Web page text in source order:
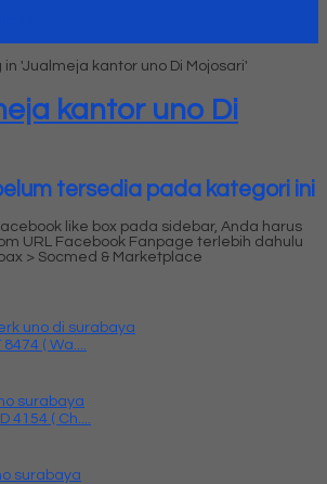
'Jualmeja kantor uno Di Mojosari'
kantor uno Di
tersedia pada kategori ini
like box pada sidebar, Anda harus
URL Facebook Fanpage terlebih dahulu
> Socmed & Marketplace
( Wa....
4154 ( Ch....